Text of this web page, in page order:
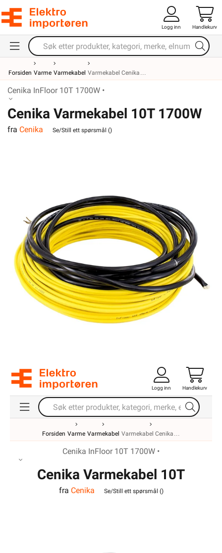
Logg inn Handlekurv
Forsiden Varme Varmekabel Varmekabel Cenika
Cenika InFloor 10T 1700W •
Cenika Varmekabel 10T 1700W
InFloor
fra Cenika Se/Still ett spørsmål ()
Logg inn Handlekurv
Forsiden Varme Varmekabel Varmekabel Cenika
Cenika InFloor 10T 1700W •
Cenika Varmekabel 10T
1700W InFloor
fra Cenika Se/Still ett spørsmål ()